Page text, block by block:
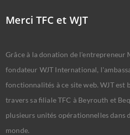
Merci TFC et WJT
Grâce à la donation de l'entrepreneur
fondateur WJT International,
fonctionnalités à ce site web. WJT est
travers sa filiale TFC à Beyrouth et
plusieurs unités opérationnelles dans
monde.